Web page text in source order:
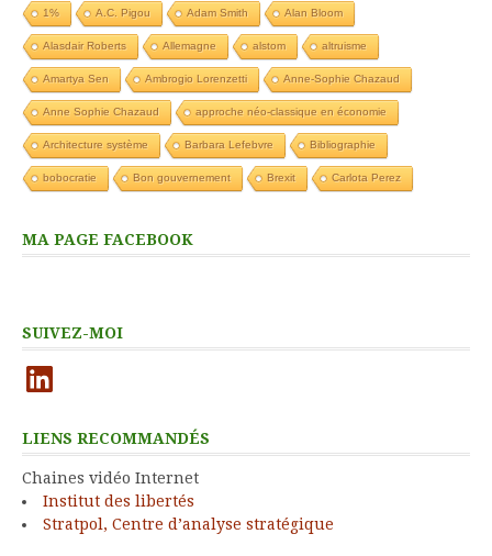
1% A.C. Pigou Adam Smith Alan Bloom
Alasdair Roberts Allemagne alstom altruisme
Amartya Sen Ambrogio Lorenzetti Anne-Sophie Chazaud
Anne Sophie Chazaud approche néo-classique en économie
Architecture système Barbara Lefebvre Bibliographie
bobocratie Bon gouvernement Brexit Carlota Perez
MA PAGE FACEBOOK
SUIVEZ-MOI
LinkedIn
LIENS RECOMMANDÉS
Chaines vidéo Internet
Institut des libertés
Stratpol, Centre d’analyse stratégique